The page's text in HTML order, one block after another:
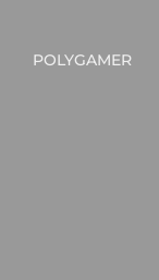
POLYGAMER